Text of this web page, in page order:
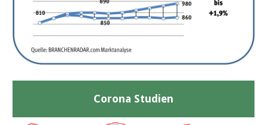
Corona Studien